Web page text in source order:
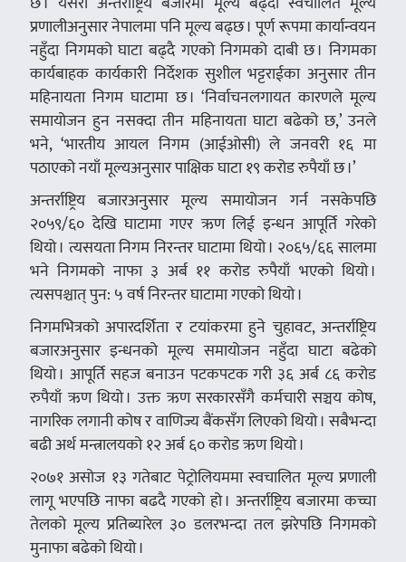
प्रणालीअनुसार नेपालमा पनि मूल्य बढ्छ । पूर्ण रूपमा कार्यान्वयन
नहुँदा निगमको घाटा बढ्दै गएको निगमको दाबी छ । निगमका
कार्यबाहक कार्यकारी निर्देशक सुशील भट्टराईका अनुसार तीन
महिनायता निगम घाटामा छ । ‘निर्वाचनलगायत कारणले मूल्य
समायोजन हुन नसक्दा तीन महिनायता घाटा बढेको छ,’ उनले
भने, ‘भारतीय आयल निगम (आईओसी) ले जनवरी १६ मा
पठाएको नयाँ मूल्यअनुसार पाक्षिक घाटा १९ करोड रुपैयाँ छ ।’
अन्तर्राष्ट्रिय बजारअनुसार मूल्य समायोजन गर्न नसकेपछि
२०५९/६० देखि घाटामा गएर ऋण लिई इन्धन आपूर्ति गरेको
थियो । त्यसयता निगम निरन्तर घाटामा थियो । २०६५/६६ सालमा
भने निगमको नाफा ३ अर्ब ११ करोड रुपैयाँ भएको थियो ।
त्यसपश्चात् पुन: ५ वर्ष निरन्तर घाटामा गएको थियो ।
निगमभित्रको अपारदर्शिता र टयांकरमा हुने चुहावट, अन्तर्राष्ट्रिय
बजारअनुसार इन्धनको मूल्य समायोजन नहुँदा घाटा बढेको
थियो । आपूर्ति सहज बनाउन पटकपटक गरी ३६ अर्ब ८६ करोड
रुपैयाँ ऋण थियो । उक्त ऋण सरकारसँगै कर्मचारी सञ्चय कोष,
नागरिक लगानी कोष र वाणिज्य बैंकसँग लिएको थियो । सबैभन्दा
बढी अर्थ मन्त्रालयको १२ अर्ब ६० करोड ऋण थियो ।
२०७१ असोज १३ गतेबाट पेट्रोलियममा स्वचालित मूल्य प्रणाली
लागू भएपछि नाफा बढदै गएको हो । अन्तर्राष्ट्रिय बजारमा कच्चा
तेलको मूल्य प्रतिब्यारेल ३० डलरभन्दा तल झरेपछि निगमको
मुनाफा बढेको थियो ।